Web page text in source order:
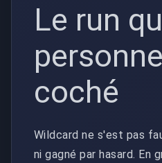
Le run
coché
Wildcard ne s'est pas
ni gagné par hasard. En